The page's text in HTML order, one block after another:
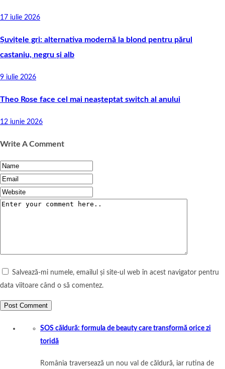
17 iulie 2026
Șuvițele gri: alternativa modernă la blond pentru părul
castaniu, negru și alb
9 iulie 2026
Theo Rose face cel mai neașteptat switch al anului
12 iunie 2026
Write A Comment
Salvează-mi numele, emailul și site-ul web în acest navigator pentru
data viitoare când o să comentez.
SOS căldură: formula de beauty care transformă orice zi
toridă
România traversează un nou val de căldură, iar rutina de